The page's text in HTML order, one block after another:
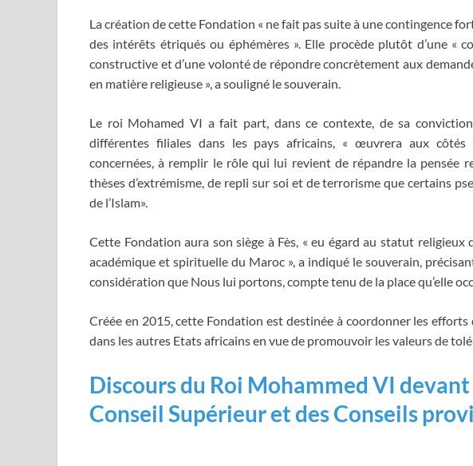
La création de cette Fondation « ne fait pas suite à une contingence
des intérêts étriqués ou éphémères ». Elle procède plutôt d’une «
constructive et d’une volonté de répondre concrètement aux
en matière religieuse », a souligné le souverain.
Le roi Mohamed VI a fait part, dans ce contexte, de sa
différentes filiales dans les pays africains, « œuvrera aux côtés
concernées, à remplir le rôle qui lui revient de répandre la pensée
thèses d’extrémisme, de repli sur soi et de terrorisme que certains
de l’Islam».
Cette Fondation aura son siège à Fès, « eu égard au statut
académique et spirituelle du Maroc », a indiqué le souverain,
considération que Nous lui portons, compte tenu de la place qu’elle
Créée en 2015, cette Fondation est destinée à coordonner les
dans les autres Etats africains en vue de promouvoir les valeurs de
Discours du Roi Mohammed VI
Conseil Supérieur et des Conseils